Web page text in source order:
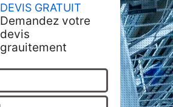
DEVIS GRATUIT
Demandez votre
devis
grauitement